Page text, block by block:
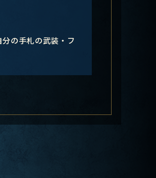
の手札の武装・フ